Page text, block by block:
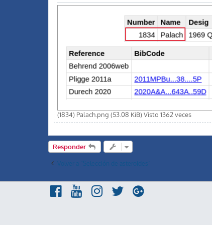
(1834) Palach.png (53.08 KiB) Visto 1362 veces
Responder
Volver a “Selección de asteroides”